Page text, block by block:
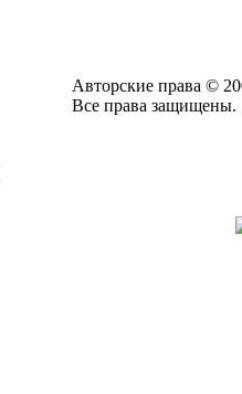
Авторские права ©
Все права защищены.